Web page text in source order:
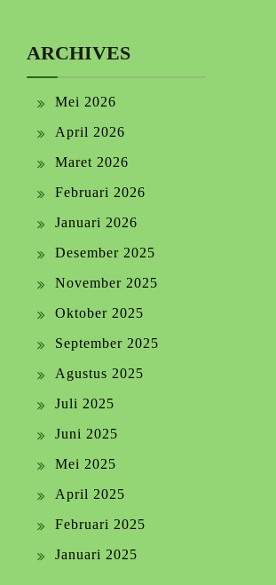
ARCHIVES
Mei 2026
April 2026
Maret 2026
Februari 2026
Januari 2026
Desember 2025
November 2025
Oktober 2025
September 2025
Agustus 2025
Juli 2025
Juni 2025
Mei 2025
April 2025
Februari 2025
Januari 2025